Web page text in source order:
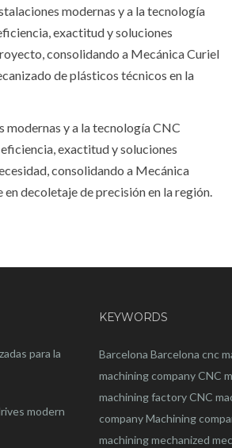
modernas y a la tecnología
exactitud y soluciones
consolidando a Mecánica Curiel
de plásticos técnicos en la
modernas y a la tecnología CNC
exactitud y soluciones
consolidando a Mecánica
decoletaje de precisión en la región.
para la
modern
KEYWORDS
Barcelona Barcelona cnc
machining companyCNC
machining factoryCNC
companyMachining
machiningmechanized